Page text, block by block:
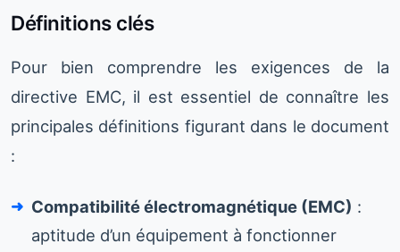
Définitions clés
Pour bien comprendre les exigences de la
directive EMC, il est essentiel de connaître les
principales définitions figurant dans le document
:
Compatibilité électromagnétique (EMC) :
aptitude d’un équipement à fonctionner